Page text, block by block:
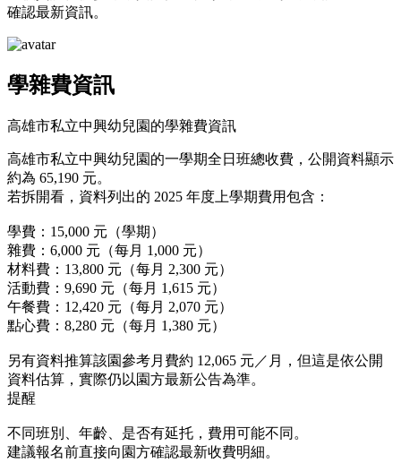
確認最新資訊。
學雜費資訊
高雄市私立中興幼兒園的學雜費資訊
高雄市私立中興幼兒園的一學期全日班總收費，公開資料顯示
約為 65,190 元。
若拆開看，資料列出的 2025 年度上學期費用包含：
學費：15,000 元（學期）
雜費：6,000 元（每月 1,000 元）
材料費：13,800 元（每月 2,300 元）
活動費：9,690 元（每月 1,615 元）
午餐費：12,420 元（每月 2,070 元）
點心費：8,280 元（每月 1,380 元）
另有資料推算該園參考月費約 12,065 元／月，但這是依公開
資料估算，實際仍以園方最新公告為準。
提醒
不同班別、年齡、是否有延托，費用可能不同。
建議報名前直接向園方確認最新收費明細。